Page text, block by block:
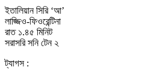
ইতালিয়ান সিরি ‘আ’
লাজ্জিও-ফিওরেন্টিনা
রাত ১.৪৫ মিনিট
সরাসরি সনি টেন ২
ট্যাগস :